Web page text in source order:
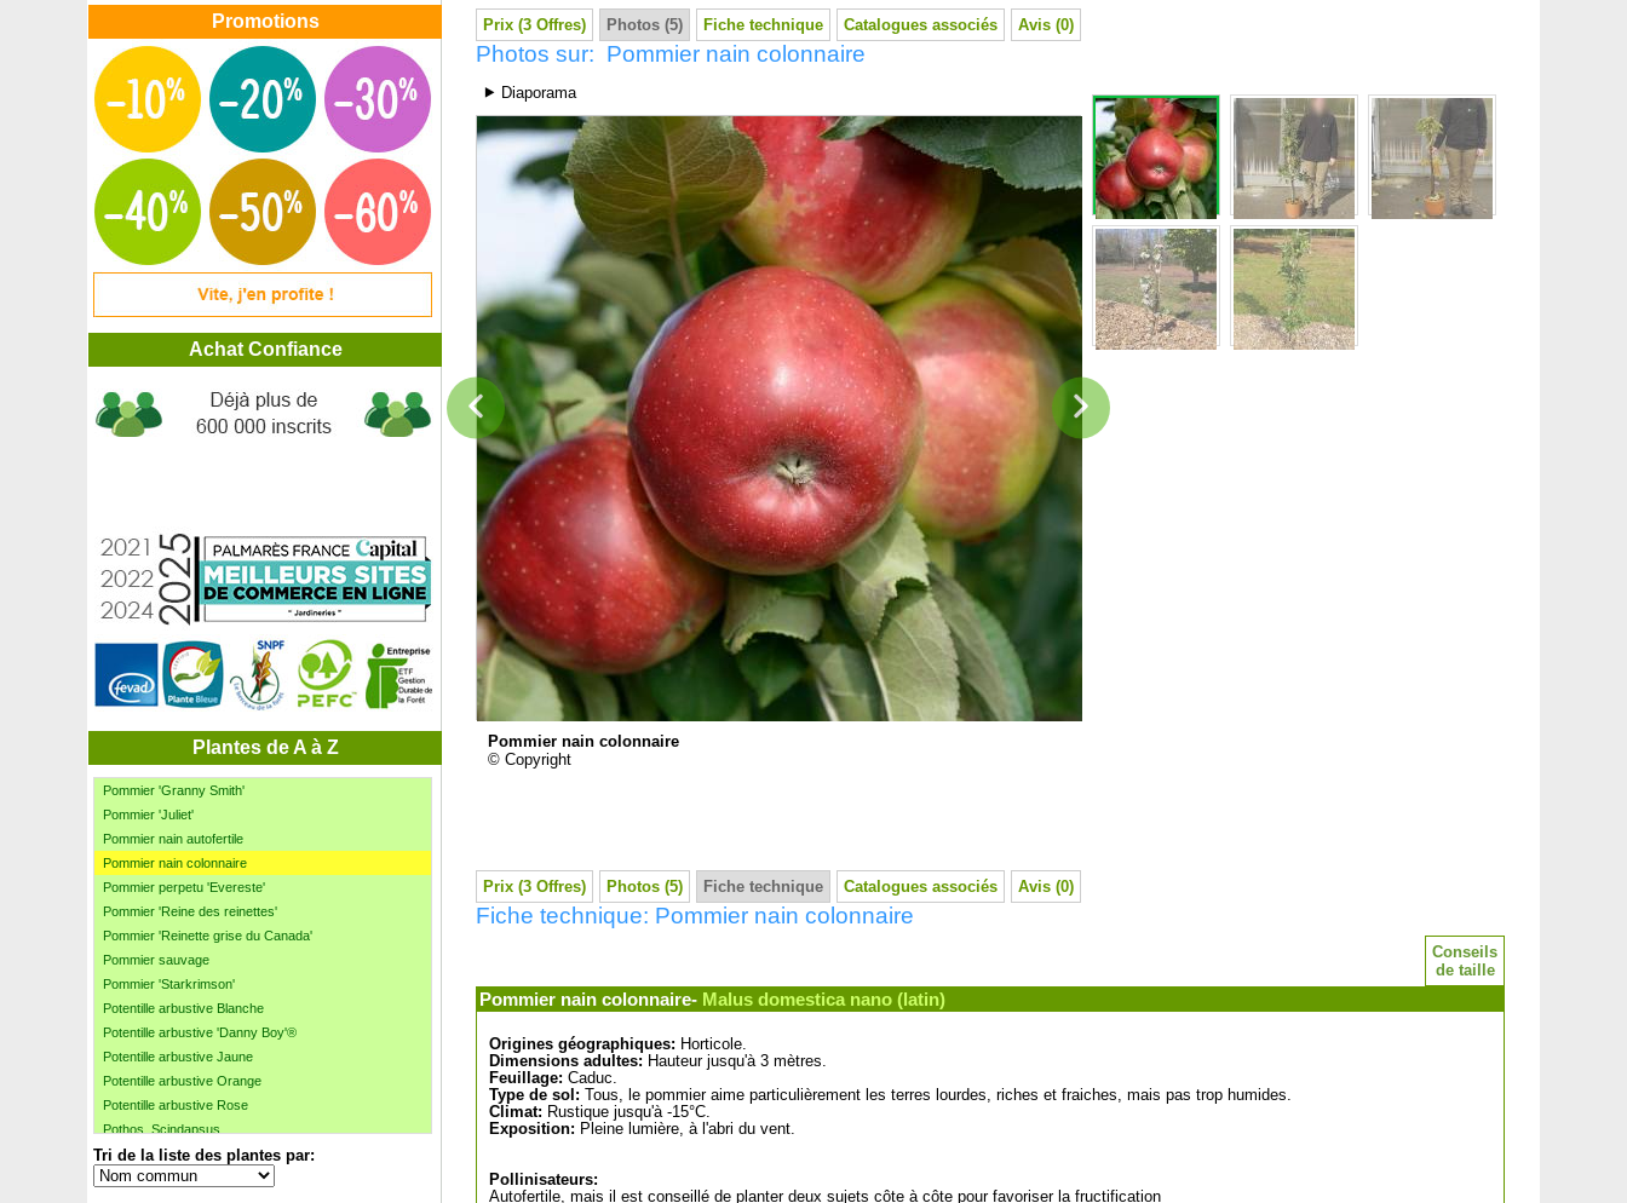
Promotions
Achat Confiance
Plantes de A à Z
Poinsettia blanc, Etoile de Noël blanche
Poinsettia jaune, Etoile de Noël jaune
Poinsettia rose, Etoile de Noël rose
Poinsettia rouge, Etoile de Noël
Poirier à chair rouge
Poirier à poiré 'Fausset'
Poirier 'Beurré hardy'
Poirier commun, Poirier sauvage
Poirier 'Conférence'
Poirier 'Docteur Jules Guyot'
Poirier 'Doyenné du Comice'
Poirier 'Duchesse d’Angoulême'
Poirier 'Williams'
Poirier 'William's' Rouge
Poivrier du Sichuan
Pomelo
Pommier à cidre 'Petit Jaune'
Pommier 'Belchard Chantecler'
Pommier 'Belle de Boskoop'
Pommier 'Calville Rouge d'Hiver'
Pommier Coccinella 'Courtarou'
Pommier d'amour
Pommier de Kei, Pomme caffre
Pommier 'Golden delicious'
Pommier 'Granny Smith'
Pommier 'Juliet'
Pommier nain autofertile
Pommier nain colonnaire
Pommier perpetu 'Evereste'
Pommier 'Reine des reinettes'
Pommier 'Reinette grise du Canada'
Pommier sauvage
Pommier 'Starkrimson'
Potentille arbustive Blanche
Potentille arbustive 'Danny Boy'®
Potentille arbustive Jaune
Potentille arbustive Orange
Potentille arbustive Rose
Pothos, Scindapsus
Pourpier de mer, Arroche marine
Pourpier vivace bicolore
Tri de la liste des plantes par:
Prix (3 Offres) Photos (5) Fiche technique Catalogues associés Avis (0)
Photos sur: Pommier nain colonnaire
⯈ Diaporama
Pommier nain colonnaire
© Copyright
Prix (3 Offres) Photos (5) Fiche technique Catalogues associés Avis (0)
Fiche technique: Pommier nain colonnaire
Conseils
de taille
Pommier nain colonnaire- Malus domestica nano (latin)
Origines géographiques: Horticole.
Dimensions adultes: Hauteur jusqu'à 3 mètres.
Feuillage: Caduc.
Type de sol: Tous, le pommier aime particulièrement les terres lourdes, riches et fraiches, mais pas trop humides.
Climat: Rustique jusqu'à -15°C.
Exposition: Pleine lumière, à l'abri du vent.
Pollinisateurs:
Autofertile, mais il est conseillé de planter deux sujets côte à côte pour favoriser la fructification